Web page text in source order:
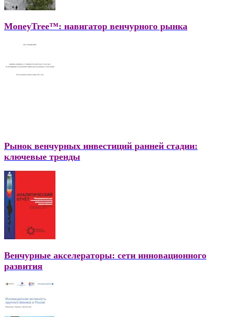
MoneyTree™: навигатор венчурного рынка
Рынок венчурных инвестиций ранней стадии:
ключевые тренды
Венчурные акселераторы: сети инновационного
развития